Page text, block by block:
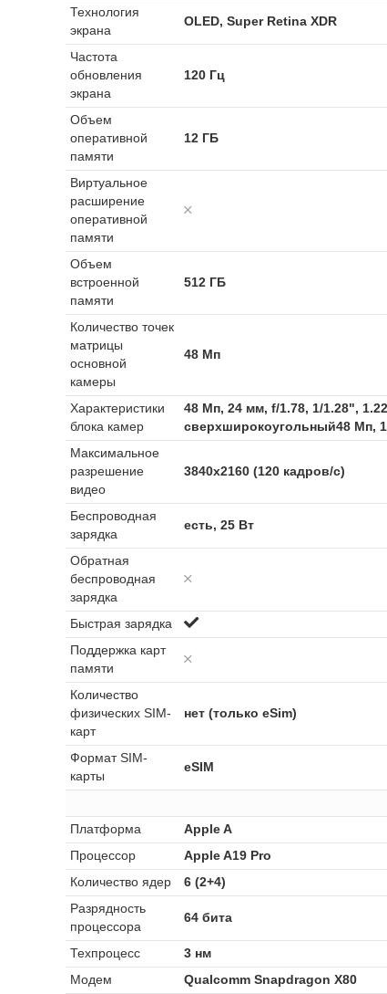
Технология
экрана
OLED, Super Retina XDR
Частота
обновления
экрана
120 Гц
Объем
оперативной
памяти
12 ГБ
Виртуальное
расширение
оперативной
памяти
Объем
встроенной
памяти
512 ГБ
Количество точек
матрицы
основной
камеры
48 Мп
Характеристики
блока камер
48 Мп, 24 мм, f/1.78, 1/1.28",
сверхширокоугольный48 Мп,
Максимальное
разрешение
видео
3840x2160 (120 кадров/с)
Беспроводная
зарядка
есть, 25 Вт
Обратная
беспроводная
зарядка
Быстрая зарядка
Поддержка карт
памяти
Количество
физических SIM-
карт
нет (только eSim)
Формат SIM-
карты
eSIM
Платформа
Apple A
Процессор
Apple A19 Pro
Количество ядер
6 (2+4)
Разрядность
процессора
64 бита
Техпроцесс
3 нм
Модем
Qualcomm Snapdragon X80